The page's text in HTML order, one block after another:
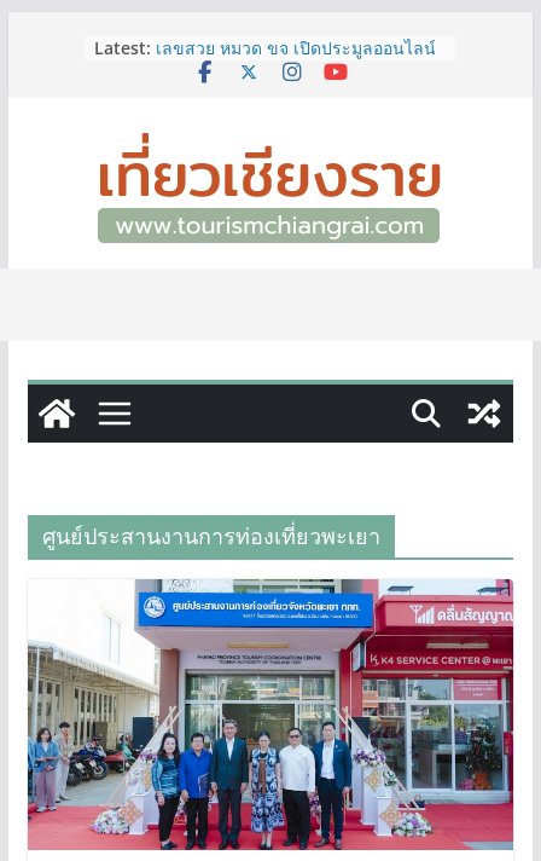
Latest: เชียงรายหน้าฝน ให้ชุ่มฉ่ำหัวใจไปกับ
“Feel All the Feelings” เที่ยวให้สนุก
เลขสวย หมวด ขจ เปิดประมูลออนไลน์
แล้ววันนี้ เลขเด่น เลขมงคล ความหมาย
ดีมีให้เลือกหลากหลายทั้ง 301 หมายเลข
3 พิกัด ที่เที่ยวชมงานเทศกาลโล้ชิงช้า
จ.เชียงราย ที่ไม่ควรพลาด!
ศิลปะมีชีวิต หนุนเศรษฐกิจสร้างสรรค์
ศูนย์ประสานงานการท่องเที่ยวพะเยา